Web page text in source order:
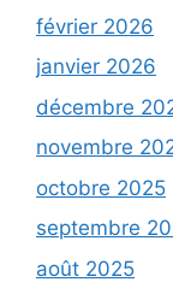
février 2026
janvier 2026
décembre
novembre
octobre 2025
septembre
août 2025